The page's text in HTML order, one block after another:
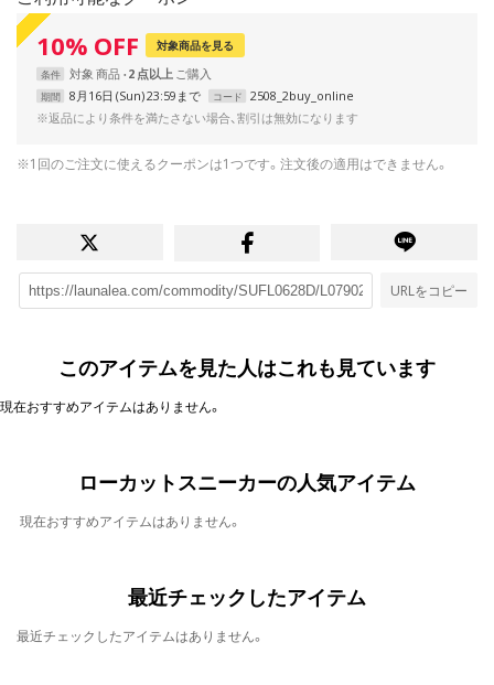
10% OFF 対象商品を見る
条件 対象商品 2 点以上
期間 8月16日 (Sun) 23:59まで コード
2508_2buy_online
※返品により条件を満たさない場合、割引は無効になります
※1回のご注文に使えるクーポンは1つです。注文後の適用はできません。
URLをコピー
このアイテムを見た人はこれも見ています
現在おすすめアイテムはありません。
ローカットスニーカーの人気アイテム
現在おすすめアイテムはありません。
最近チェックしたアイテム
最近チェックしたアイテムはありません。